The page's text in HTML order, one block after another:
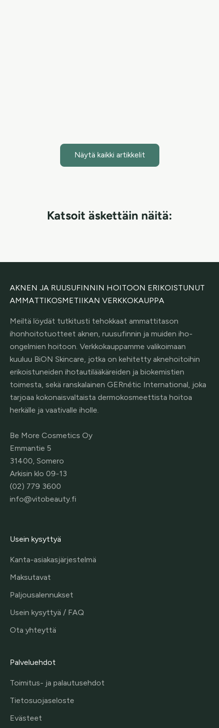
Näytä kaikki artikkelit
Katsoit äskettäin näitä:
AKNEN JA RUUSUFINNIN HOITOON ERIKOISTUNUT
AMMATTIKOSMETIIKAN VERKKOKAUPPA
Meiltä löydät tutkitusti tehokkaat ammattitason
ihonhoitotuotteet aknen, ruusufinnin ja muiden iho-
ongelmien hoitoon. Verkkokauppamme valikoimaan
kuuluu BiON Skincare, jotka on kehitetty aknehoitoihin
erikoistuneiden ihotautilääkäreiden ja biokemistien
toimesta, sekä ranskalainen GERnétic International, joka
tarjoaa kokonaisvaltaista dermokosmeettista hoitoa
herkälle ja vaativalle iholle.
Be More Cosmetics Oy
Emmantie 5
31400, Somero
Arkisin klo 09-13
(02) 779 3600
info@vitobeauty.fi
Usein kysyttyä
Kanta-asiakasjärjestelmä
Maksutavat
Paljousalennukset
Usein kysyttyä / FAQ
Ota yhteyttä
Palveluehdot
Toimitus- ja palautusehdot
Tietosuojaseloste
Evästeet